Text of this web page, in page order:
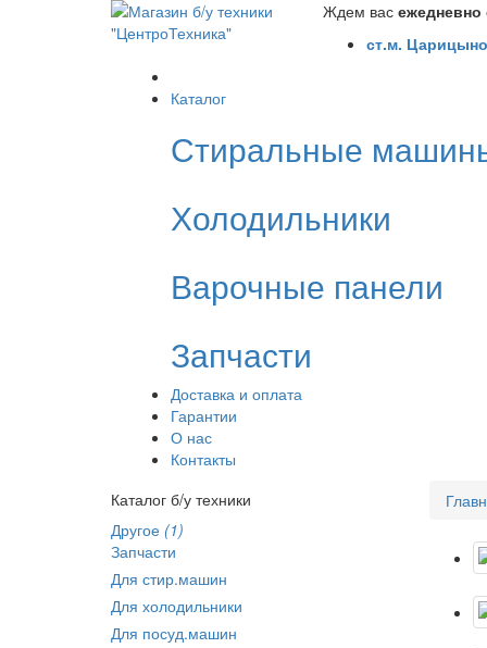
Ждем вас ежедневно
ст.м.
Каталог
Стиральные
Холодильники
Варочные панели
Запчасти
Доставка и оплата
Гарантии
О нас
Контакты
Каталог б/у техники
Другое (1)
Запчасти
Для стир.машин
Для холодильники
Для посуд.машин